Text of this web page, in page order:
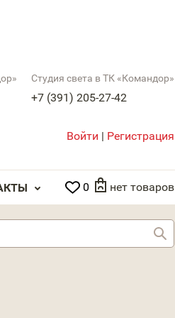
Студия света в ТК «Командор»
+7 (391) 205-27-42
Войти | Регистрация
0 нет товаров